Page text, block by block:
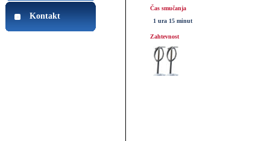
Kontakt
Čas smučanja
1 ura 15 minut
Zahtevnost